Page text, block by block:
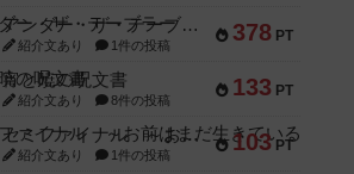
378 PT
アンダー・ザ・テーブラー
紹介文あり 1件の投稿
133 PT
宵と暁の呪文書
紹介文あり 8件の投稿
103 PT
セミファイナル ～お前はまだ生きている～
紹介文あり 1件の投稿